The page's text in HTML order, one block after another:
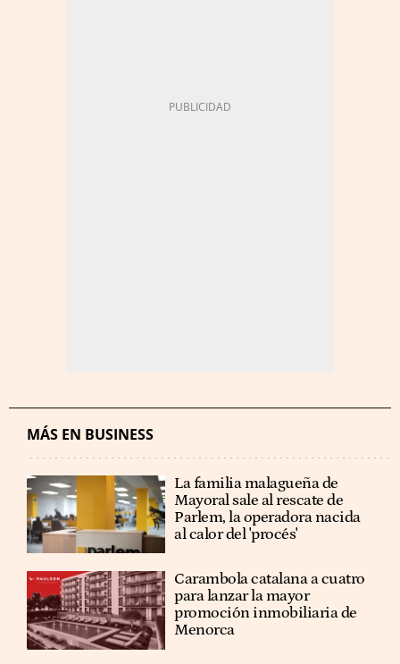
MÁS EN BUSINESS
La familia malagueña de
Mayoral sale al rescate de
Parlem, la operadora nacida
al calor del 'procés'
Carambola catalana a cuatro
para lanzar la mayor
promoción inmobiliaria de
Menorca